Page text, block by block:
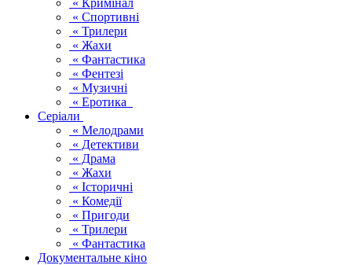
« Кримінал
« Спортивні
« Трилери
« Жахи
« Фантастика
« Фентезі
« Музичні
« Еротика
Серіали
« Мелодрами
« Детективи
« Драма
« Жахи
« Історичні
« Комедії
« Пригоди
« Трилери
« Фантастика
Документальне кіно